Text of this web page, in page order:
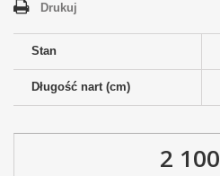
Drukuj
Stan
Długość nart (cm)
2